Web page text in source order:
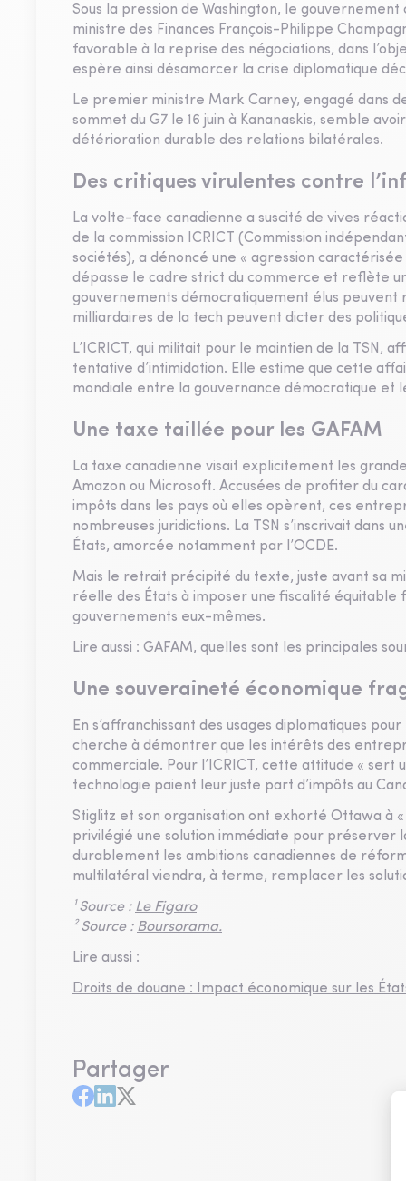
Sous la pression de Washington, le
ministre des Finances François-Philippe
favorable à la reprise des négociations, dans
espère ainsi désamorcer la crise diplomatique
Le premier ministre Mark Carney, engagé dans
sommet du G7 le 16 juin à Kananaskis, semble
détérioration durable des relations bilatérales.
Des critiques virulentes contre
La volte-face canadienne a suscité de vives
de la commission ICRICT (Commission
sociétés), a dénoncé une « agression
dépasse le cadre strict du commerce et reflète
gouvernements démocratiquement élus
milliardaires de la tech peuvent dicter des
L’ICRICT, qui militait pour le maintien de la TSN,
tentative d’intimidation. Elle estime que cette
mondiale entre la gouvernance démocratique et
Une taxe taillée pour les GAFAM
La taxe canadienne visait explicitement les
Amazon ou Microsoft. Accusées de profiter du
impôts dans les pays où elles opèrent, ces
nombreuses juridictions. La TSN s’inscrivait
États, amorcée notamment par l’OCDE.
Mais le retrait précipité du texte, juste avant sa
réelle des États à imposer une fiscalité équitable
gouvernements eux-mêmes.
Lire aussi : GAFAM, quelles sont les principales
Une souveraineté économique
En s’affranchissant des usages diplomatiques
cherche à démontrer que les intérêts des
commerciale. Pour l’ICRICT, cette attitude «
technologie paient leur juste part d’impôts au
Stiglitz et son organisation ont exhorté Ottawa à
privilégié une solution immédiate pour préserver
durablement les ambitions canadiennes de
multilatéral viendra, à terme, remplacer les
¹ Source : Le Figaro
² Source : Boursorama.
Lire aussi :
Droits de douane : Impact économique sur les
Partager